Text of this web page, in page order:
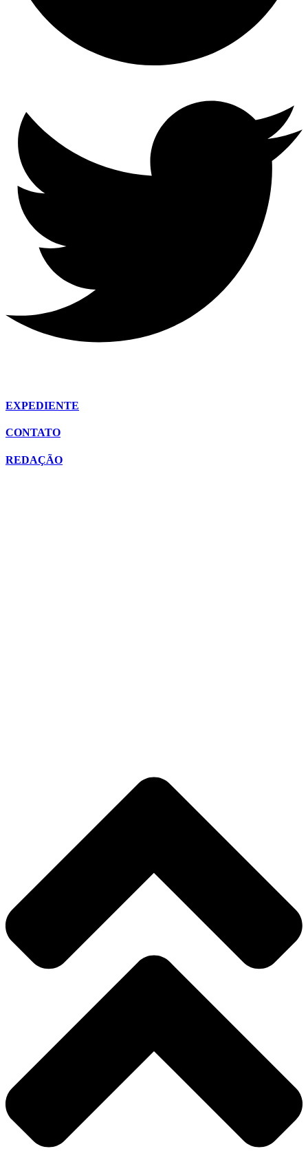
EXPEDIENTE
CONTATO
REDAÇÃO